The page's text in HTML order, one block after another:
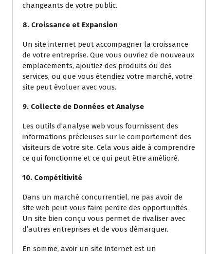
changeants de votre public.
8. Croissance et Expansion
Un site internet peut accompagner la croissance
de votre entreprise. Que vous ouvriez de nouveaux
emplacements, ajoutiez des produits ou des
services, ou que vous étendiez votre marché, votre
site peut évoluer avec vous.
9. Collecte de Données et Analyse
Les outils d’analyse web vous fournissent des
informations précieuses sur le comportement des
visiteurs de votre site. Cela vous aide à comprendre
ce qui fonctionne et ce qui peut être amélioré.
10. Compétitivité
Dans un marché concurrentiel, ne pas avoir de
site web peut vous faire perdre des opportunités.
Un site bien conçu vous permet de rivaliser avec
d’autres entreprises et de vous démarquer.
En somme, avoir un site internet est un